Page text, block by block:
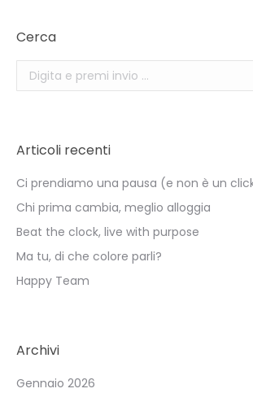
Cerca
Search:
Articoli recenti
Ci prendiamo una pausa (e non è un
Chi prima cambia, meglio alloggia
Beat the clock, live with purpose
Ma tu, di che colore parli?
Happy Team
Archivi
Gennaio 2026